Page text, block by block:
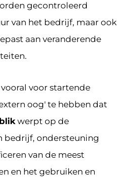
gecontroleerd
van het bedrijf, maar ook
aan veranderende
voor startende
oog' te hebben dat
werpt op de
bedrijf, ondersteuning
van de meest
en het gebruiken en